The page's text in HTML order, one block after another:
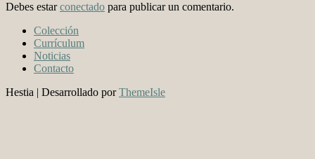
Debes estarconectado para publicar un comentario.
Colección
Currículum
Noticias
Contacto
Hestia | Desarrollado porThemeIsle